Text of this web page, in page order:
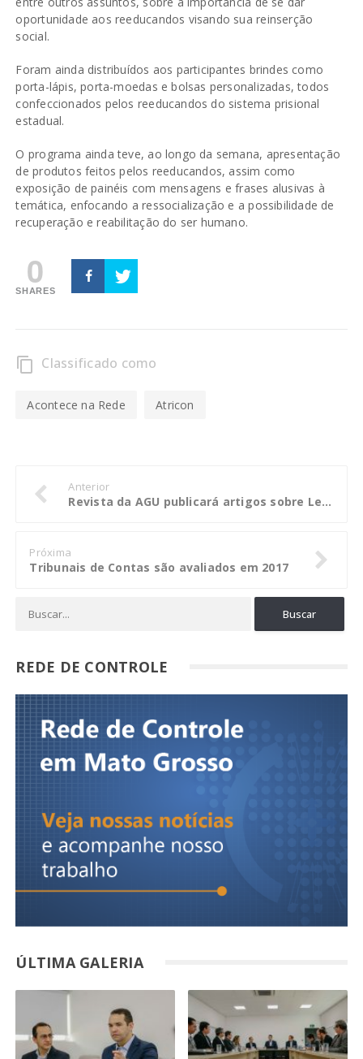
oportunidade aos reeducandos visando sua reinserção
social.
Foram ainda distribuídos aos participantes brindes como
porta-lápis, porta-moedas e bolsas personalizadas, todos
confeccionados pelos reeducandos do sistema prisional
estadual.
O programa ainda teve, ao longo da semana, apresentação
de produtos feitos pelos reeducandos, assim como
exposição de painéis com mensagens e frases alusivas à
temática, enfocando a ressocialização e a possibilidade de
recuperação e reabilitação do ser humano.
0
SHARES
content_copy Classificado como
Acontece na Rede Atricon
Anterior
Revista da AGU publicará artigos sobre Lei Anticorrupção e leniência
Próxima
Tribunais de Contas são avaliados em 2017
REDE DE CONTROLE
ÚLTIMA GALERIA